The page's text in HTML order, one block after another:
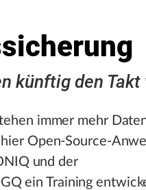
künftig den Takt
immer mehr
Open-Source-
und der
ein Training